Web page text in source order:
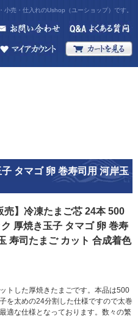
売・仕入れのUshop（ユーショップ）です。
タマゴ 卵 巻寿司用 河岸玉
売】冷凍たまご芯 24本 500
ク 厚焼き玉子 タマゴ 卵 巻寿
寿司たまご カット 合成着色
トした厚焼きたまごです。本品は500
を太めの24分割した仕様ですので太巻
適な仕様となっております。数々の繁